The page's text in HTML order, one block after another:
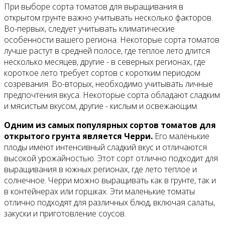
При выборе сорта томатов для выращивания в
открытом грунте важно учитывать несколько факторов.
Во-первых, следует учитывать климатические
особенности вашего региона. Некоторые сорта томатов
лучше растут в средней полосе, где теплое лето длится
несколько месяцев, другие - в северных регионах, где
короткое лето требует сортов с коротким периодом
созревания. Во-вторых, необходимо учитывать личные
предпочтения вкуса. Некоторые сорта обладают сладким
и мясистым вкусом, другие - кислым и освежающим.
Одним из самых популярных сортов томатов для
открытого грунта является Черри. Его маленькие
плоды имеют интенсивный сладкий вкус и отличаются
высокой урожайностью. Этот сорт отлично подходит для
выращивания в южных регионах, где лето теплое и
солнечное. Черри можно выращивать как в грунте, так и
в контейнерах или горшках. Эти маленькие томаты
отлично подходят для различных блюд, включая салаты,
закуски и приготовление соусов.